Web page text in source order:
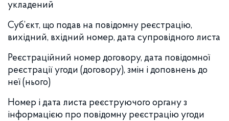
укладений
Суб’єкт, що подав на повідомну реєстрацію,
вихідний, вхідний номер, дата супровідного листа
Реєстраційний номер договору, дата повідомної
реєстрації угоди (договору), змін і доповнень до
неї (нього)
Номер і дата листа реєструючого органу з
інформацією про повідомну реєстрацію угоди